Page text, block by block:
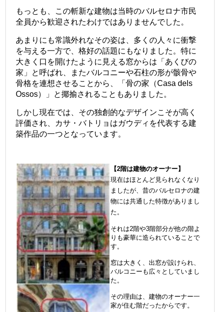
もっとも、この斬新な建物は当時のバルセロナ市民
全員から歓迎されたわけではありませんでした。
あまりにも常識外れなその姿は、多くの人々に衝撃
を与える一方で、格好の話題にもなりました。特に
大きく口を開けたように見える窓からは「あくびの
家」と呼ばれ、またバルコニーや石柱の形が骸骨や
骨格を連想させることから、「骨の家（Casa dels
Ossos）」と揶揄されることもありました。
しかし現在では、その独創的なデザインこそが高く
評価され、カサ・バトリョはガウディを代表する建
築作品の一つとなっています。
【2階は建物のオーナー】
現在はほとんど見られなくなり
ましたが、昔のバルセロナの建
物には共通した特徴がありまし
た。
それは2階や3階部分が他の階よ
りも豪華に造られていることで
す。
窓は大きく、出窓が設けられ、
バルコニーも広々としていまし
た。
その理由は、建物のオーナー一
家が住む階だったからです。